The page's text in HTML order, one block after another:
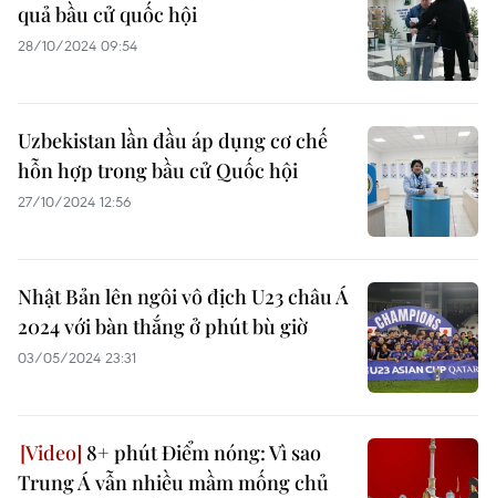
quả bầu cử quốc hội
28/10/2024 09:54
Uzbekistan lần đầu áp dụng cơ chế
hỗn hợp trong bầu cử Quốc hội
27/10/2024 12:56
Nhật Bản lên ngôi vô địch U23 châu Á
2024 với bàn thắng ở phút bù giờ
03/05/2024 23:31
8+ phút Điểm nóng: Vì sao
Trung Á vẫn nhiều mầm mống chủ